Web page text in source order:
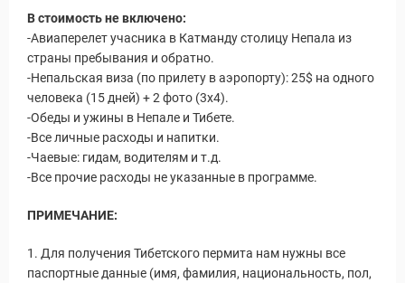
В стоимость не включено:
-Авиаперелет учасника в Катманду столицу Непала из
страны пребывания и обратно.
-Непальская виза (по прилету в аэропорту): 25$ на одного
человека (15 дней) + 2 фото (3х4).
-Обеды и ужины в Непале и Тибете.
-Все личные расходы и напитки.
-Чаевые: гидам, водителям и т.д.
-Все прочие расходы не указанные в программе.
ПРИМЕЧАНИЕ:
1. Для получения Тибетского пермита нам нужны все
паспортные данные (имя, фамилия, национальность, пол,